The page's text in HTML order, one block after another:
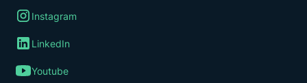
Instagram
LinkedIn
Youtube